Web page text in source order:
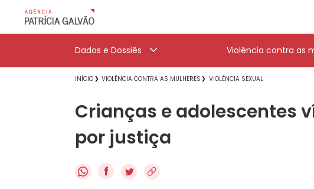
Dados e Dossiês Violência contra as
INÍCIO VIOLÊNCIA CONTRA AS MULHERES VIOLÊNCIA SEXUAL
Crianças e adolescentes
por justiça
f